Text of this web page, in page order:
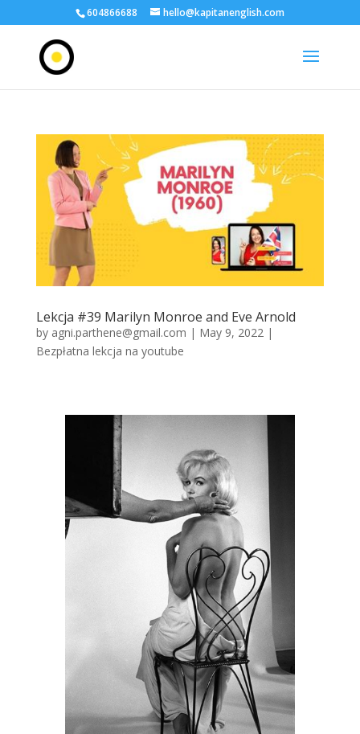
604866688 hello@kapitanenglish.com
Lekcja #39 Marilyn Monroe and Eve Arnold
by agni.parthene@gmail.com | May 9, 2022 |
Bezpłatna lekcja na youtube